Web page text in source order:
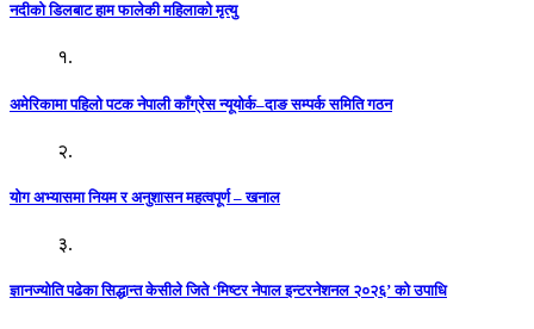
नदीको डिलबाट हाम फालेकी महिलाको मृत्यु
१.
अमेरिकामा पहिलो पटक नेपाली काँग्रेस न्यूयोर्क–दाङ सम्पर्क समिति गठन
२.
योग अभ्यासमा नियम र अनुशासन महत्वपूर्ण – खनाल
३.
ज्ञानज्योति पढेका सिद्धान्त केसीले जिते ‘मिष्टर नेपाल इन्टरनेशनल २०२६’ को उपाधि